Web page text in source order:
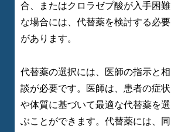
合、またはクロラゼプ酸が入手困難
な場合には、代替薬を検討する必要
があります。
代替薬の選択には、医師の指示と相
談が必要です。医師は、患者の症状
や体質に基づいて最適な代替薬を選
ぶことができます。代替薬には、同